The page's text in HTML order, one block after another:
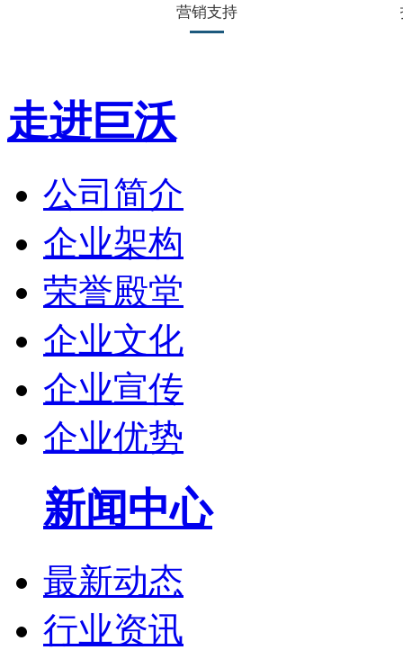
营销支持
走进巨沃
公司简介
企业架构
荣誉殿堂
企业文化
企业宣传
企业优势
新闻中心
最新动态
行业资讯